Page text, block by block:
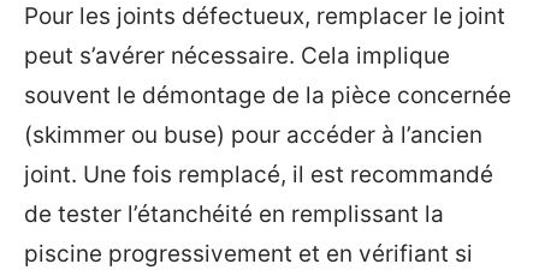
Pour les joints défectueux, remplacer le joint
peut s’avérer nécessaire. Cela implique
souvent le démontage de la pièce concernée
(skimmer ou buse) pour accéder à l’ancien
joint. Une fois remplacé, il est recommandé
de tester l’étanchéité en remplissant la
piscine progressivement et en vérifiant si